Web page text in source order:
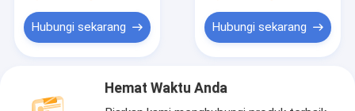
Hubungi sekarang Hubungi sekarang
Hemat Waktu Anda